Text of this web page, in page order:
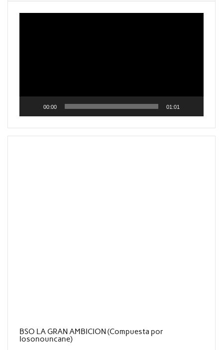
Reproductor
00:00 01:01
BSO LA GRAN AMBICION (Compuesta por
Iosonouncane)